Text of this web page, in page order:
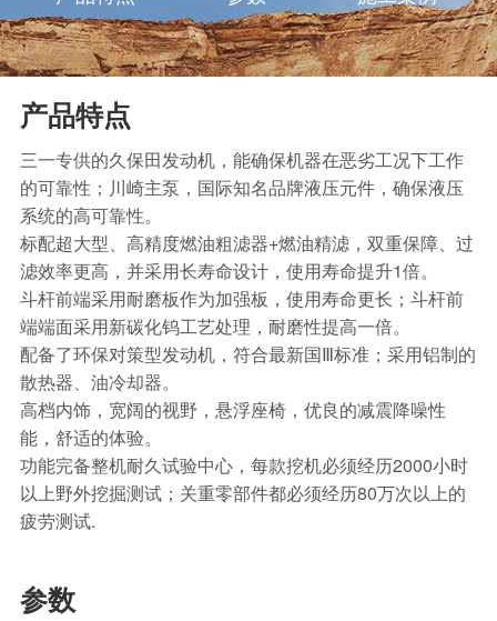
产品特点
三一专供的久保田发动机，能确保机器在恶劣工况下工作
的可靠性；川崎主泵，国际知名品牌液压元件，确保液压
系统的高可靠性。
标配超大型、高精度燃油粗滤器+燃油精滤，双重保障、过
滤效率更高，并采用长寿命设计，使用寿命提升1倍。
斗杆前端采用耐磨板作为加强板，使用寿命更长；斗杆前
端端面采用新碳化钨工艺处理，耐磨性提高一倍。
配备了环保对策型发动机，符合最新国Ⅲ标准；采用铝制的
散热器、油冷却器。
高档内饰，宽阔的视野，悬浮座椅，优良的减震降噪性
能，舒适的体验。
功能完备整机耐久试验中心，每款挖机必须经历2000小时
以上野外挖掘测试；关重零部件都必须经历80万次以上的
疲劳测试.
参数